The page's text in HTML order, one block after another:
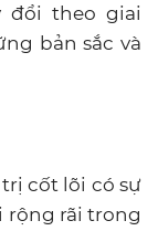
đổi theo giai
bản sắc và
cốt lõi có sự
rộng rãi trong